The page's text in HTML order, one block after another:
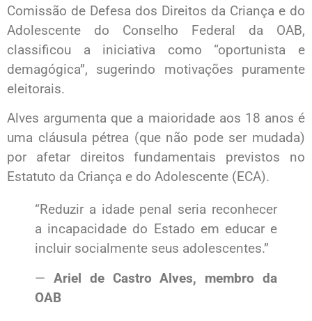
Comissão de Defesa dos Direitos da Criança e do
Adolescente do Conselho Federal da OAB,
classificou a iniciativa como “oportunista e
demagógica”, sugerindo motivações puramente
eleitorais.
Alves argumenta que a maioridade aos 18 anos é
uma cláusula pétrea (que não pode ser mudada)
por afetar direitos fundamentais previstos no
Estatuto da Criança e do Adolescente (ECA).
“Reduzir a idade penal seria reconhecer
a incapacidade do Estado em educar e
incluir socialmente seus adolescentes.”
— Ariel de Castro Alves, membro da
OAB